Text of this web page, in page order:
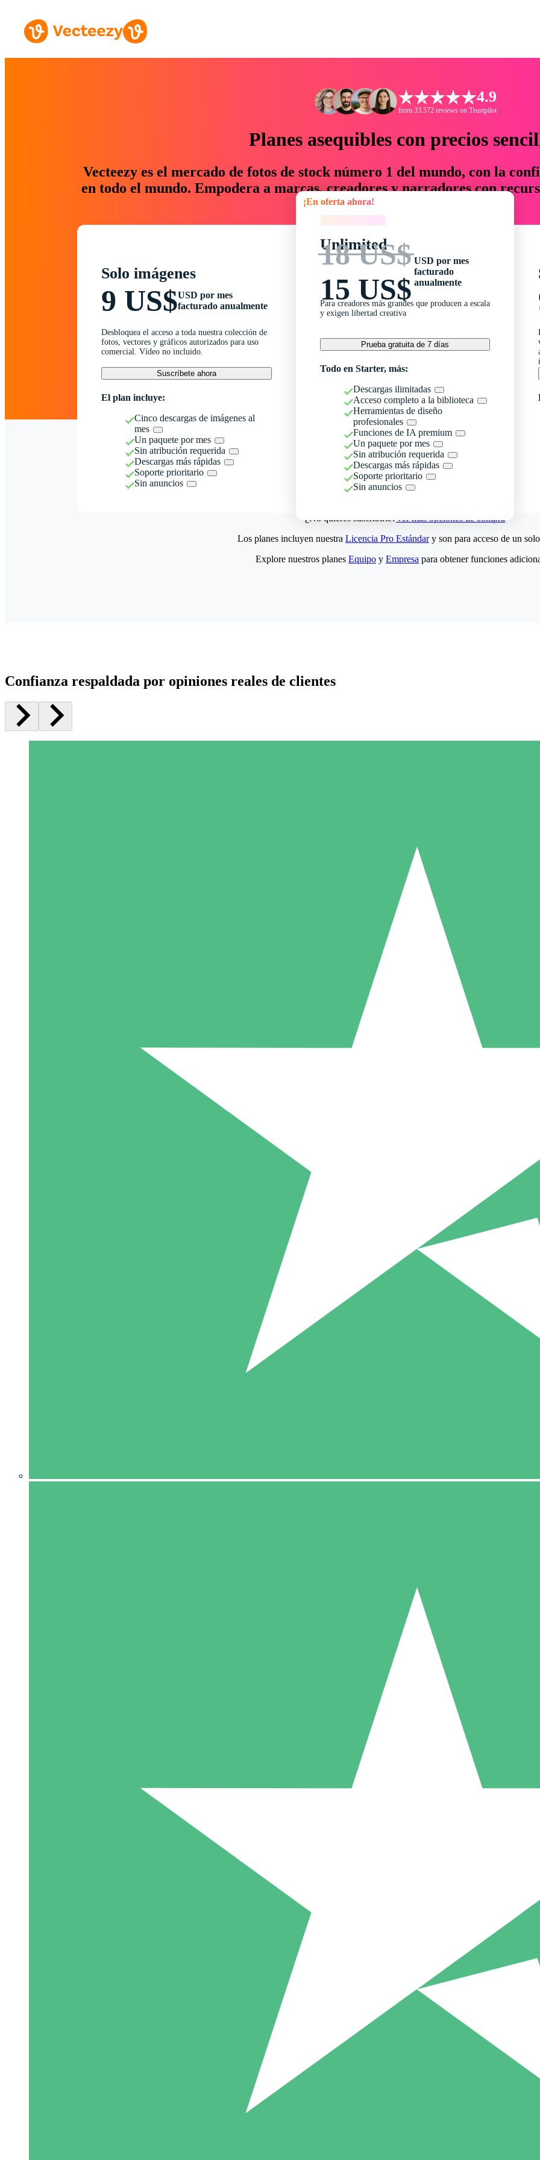
4.9
from 33.572 reviews on Trustpilot
Planes asequibles con precios
Vecteezy es el mercado de fotos de stock número 1 del mundo, con la
en todo el mundo. Empodera a marcas, creadores y narradores con
un 76 % en tiempo y presupuesto.
Solo imágenes
9 US$USD por mes
facturado anualmente
Desbloquea el acceso a toda nuestra colección de
fotos, vectores y gráficos autorizados para uso
comercial. Vídeo no incluido.
Suscríbete ahora
El plan incluye:
Cinco descargas de imágenes al
mes
Un paquete por mes
Sin atribución requerida
Descargas más rápidas
Soporte prioritario
Sin anuncios
¡En oferta ahora!
Unlimited
18 US$
15 US$
USD por mes
facturado
anualmente
Para creadores más grandes que producen a escala
y exigen libertad creativa
Prueba gratuita de 7 días
Todo en Starter, más:
Descargas ilimitadas
Acceso completo a la biblioteca
Herramientas de diseño
profesionales
Funciones de IA premium
Un paquete por mes
Sin atribución requerida
Descargas más rápidas
Soporte prioritario
Sin anuncios
¿No quieres suscribirte?Ver más opciones de compra
5 Descargas
15
Los planes incluyen nuestra Licencia Pro Estándary son para acceso de un
Explore nuestros planes Equipo y Empresa para obtener funciones
Confianza respaldada por opiniones reales de clientes